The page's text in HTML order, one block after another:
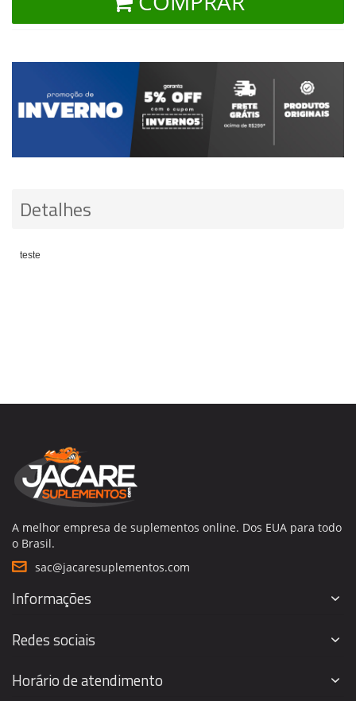
Detalhes
teste
A melhor empresa de suplementos online. Dos EUA para todo
o Brasil.
sac@jacaresuplementos.com
Informações
Redes sociais
Horário de atendimento